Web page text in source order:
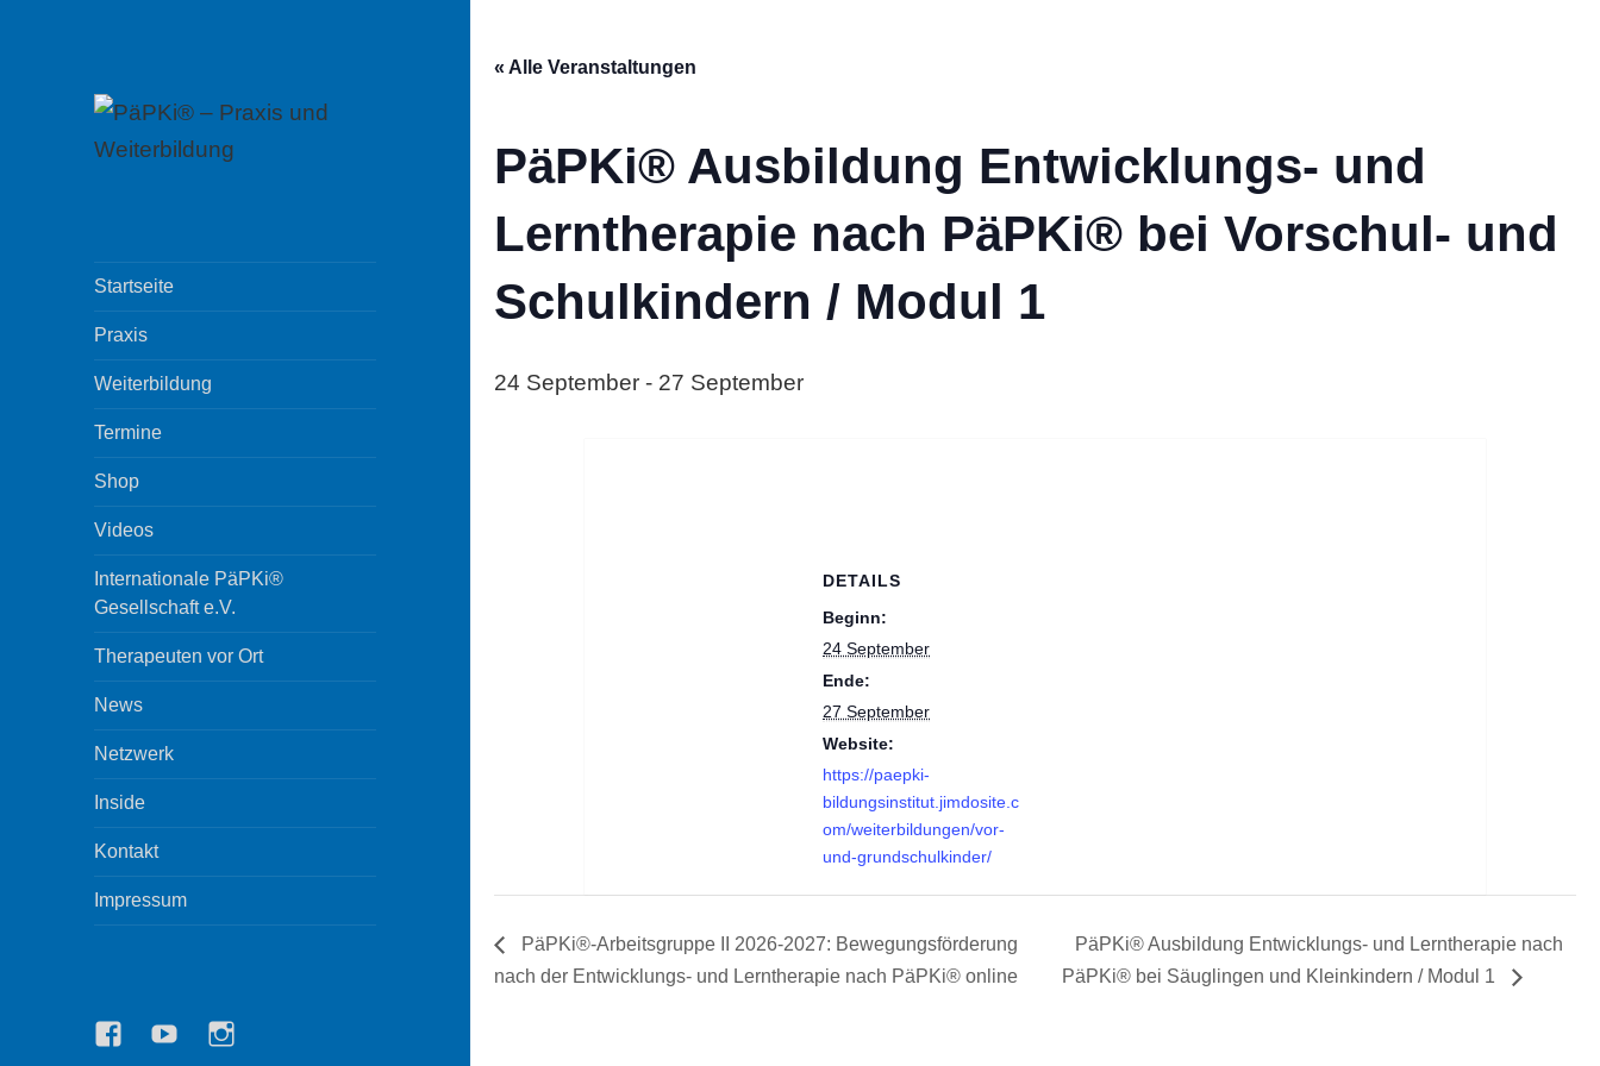
Weiterbildung
Startseite
Praxis
Weiterbildung
Termine
Shop
Videos
Internationale PäPKi®
Gesellschaft e.V.
Therapeuten vor Ort
News
Netzwerk
Inside
Kontakt
Impressum
FacebookYouTubeInstagram
« Alle Veranstaltungen
PäPKi® Ausbildung Entwicklungs- und
Lerntherapie nach PäPKi® bei Vorschul- und
Schulkindern / Modul 1
24 September - 27 September
DETAILS
Beginn:
24 September
Ende:
27 September
Website:
https://paepki-
bildungsinstitut.jimdosite.c
om/weiterbildungen/vor-
und-grundschulkinder/
PäPKi®-Arbeitsgruppe II 2026-2027: Bewegungsförderung
nach der Entwicklungs- und Lerntherapie nach PäPKi® online
PäPKi® Ausbildung Entwicklungs- und Lerntherapie nach
PäPKi® bei Säuglingen und Kleinkindern / Modul 1